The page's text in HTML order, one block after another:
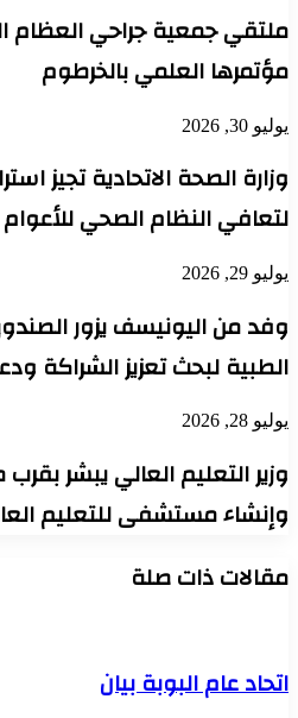
ملتقي جمعية جراحي العظام
مؤتمرها العلمي بالخرطوم
يوليو 30, 2026
وزارة الصحة الاتحادية تجيز
لتعافي النظام الصحي
يوليو 29, 2026
وفد من اليونيسف يزور
الطبية لبحث تعزيز الشراكة
يوليو 28, 2026
وزير التعليم العالي يبشر
وإنشاء مستشفى للتعليم
مقالات ذات صلة
اتحاد عام البوبة بيان